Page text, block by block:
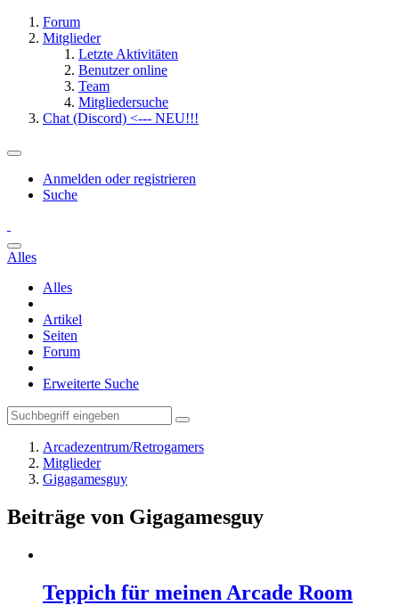
Forum
Mitglieder
Letzte Aktivitäten
Benutzer online
Team
Mitgliedersuche
Chat (Discord) <--- NEU!!!
Anmelden oder registrieren
Suche
Alles
Alles
Artikel
Seiten
Forum
Erweiterte Suche
Arcadezentrum/Retrogamers
Mitglieder
Gigagamesguy
Beiträge von Gigagamesguy
Teppich für meinen Arcade Room